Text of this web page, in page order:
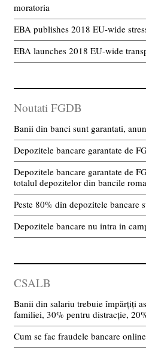
moratoria
EBA publishes 2018 EU-wide
EBA launches 2018 EU-wide
Noutati FGDB
Banii din banci sunt garantati,
Depozitele bancare garantate de
Depozitele bancare garantate de
totalul depozitelor din bancile
Peste 80% din depozitele bancare
Depozitele bancare nu intra in
CSALB
Banii din salariu trebuie împărțiți
familiei, 30% pentru distracție,
Cum se fac fraudele bancare